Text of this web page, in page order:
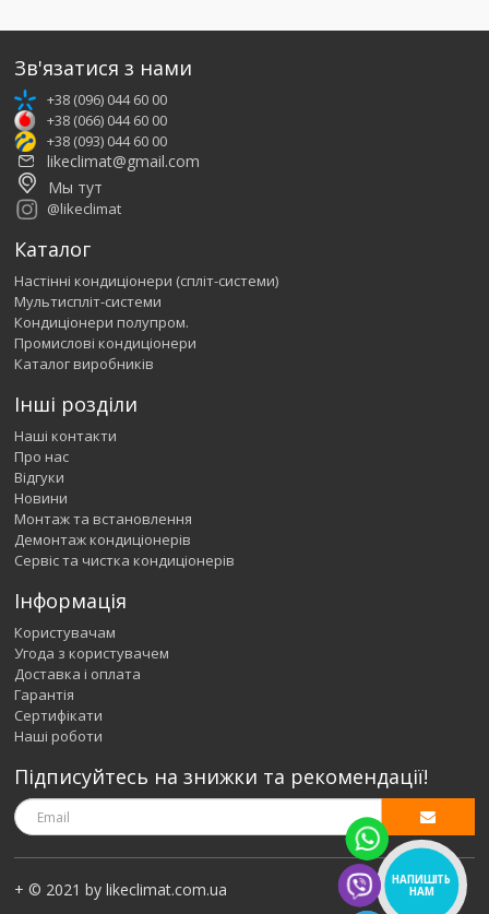
Зв'язатися з нами
+38 (096) 044 60 00
+38 (066) 044 60 00
+38 (093) 044 60 00
likeclimat@gmail.com
Мы тут
@likeclimat
Каталог
Настінні кондиціонери (спліт-системи)
Мультиспліт-системи
Кондиціонери полупром.
Промислові кондиціонери
Каталог виробників
Інші розділи
Наші контакти
Про нас
Відгуки
Новини
Монтаж та встановлення
Демонтаж кондиціонерів
Сервіс та чистка кондиціонерів
Інформація
Користувачам
Угода з користувачем
Доставка і оплата
Гарантія
Сертифікати
Наші роботи
Підписуйтесь на знижки та рекомендації!
+ © 2021 by likeclimat.com.ua
НАПИШІТЬ
НАМ